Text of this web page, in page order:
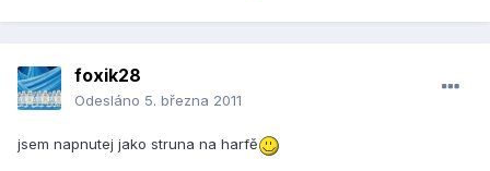
foxik28
Odesláno 5. března 2011
jsem napnutej jako struna na harfě